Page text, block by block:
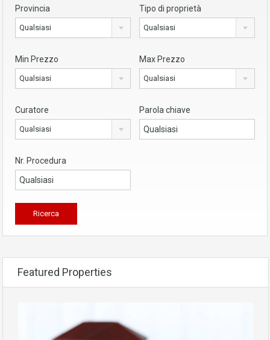
Provincia
Qualsiasi
Tipo di proprietà
Qualsiasi
Min Prezzo
Qualsiasi
Max Prezzo
Qualsiasi
Curatore
Qualsiasi
Parola chiave
Nr. Procedura
Featured Properties